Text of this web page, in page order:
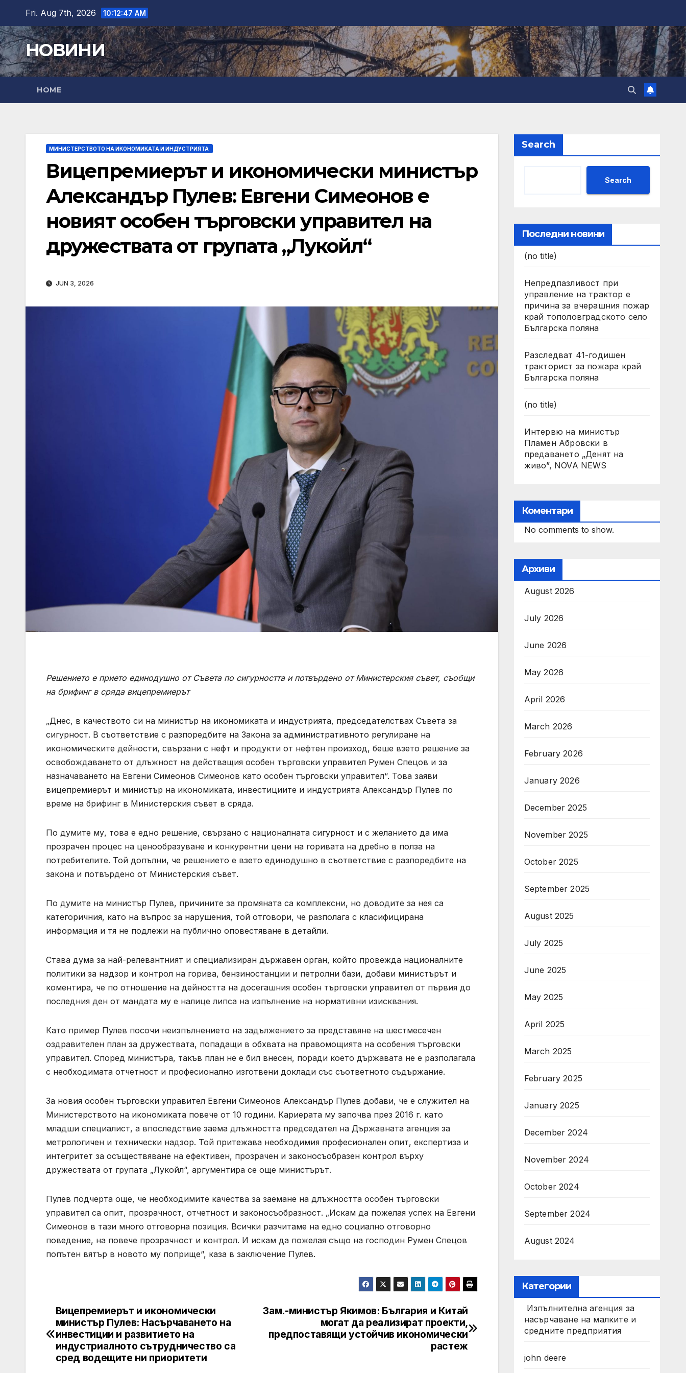
content
Fri. Aug 7th, 2026 10:12:48 AM
НОВИНИ
HOME
МИНИСТЕРСТВОТО НА ИКОНОМИКАТА И ИНДУСТРИЯТА
Вицепремиерът и икономически министър
Александър Пулев: Евгени Симеонов е
новият особен търговски управител на
дружествата от групата „Лукойл“
JUN 3, 2026
Решението е прието единодушно от Съвета по сигурността и потвърдено от Министерския съвет, съобщи
на брифинг в сряда вицепремиерът
„Днес, в качеството си на министър на икономиката и индустрията, председателствах Съвета за
сигурност. В съответствие с разпоредбите на Закона за административното регулиране на
икономическите дейности, свързани с нефт и продукти от нефтен произход, беше взето решение за
освобождаването от длъжност на действащия особен търговски управител Румен Спецов и за
назначаването на Евгени Симеонов Симеонов като особен търговски управител“. Това заяви
вицепремиерът и министър на икономиката, инвестициите и индустрията Александър Пулев по
време на брифинг в Министерския съвет в сряда.
По думите му, това е едно решение, свързано с националната сигурност и с желанието да има
прозрачен процес на ценообразуване и конкурентни цени на горивата на дребно в полза на
потребителите. Той допълни, че решението е взето единодушно в съответствие с разпоредбите на
закона и потвърдено от Министерския съвет.
По думите на министър Пулев, причините за промяната са комплексни, но доводите за нея са
категоричния, като на въпрос за нарушения, той отговори, че разполага с класифицирана
информация и тя не подлежи на публично оповестяване в детайли.
Става дума за най-релевантният и специализиран държавен орган, който провежда националните
политики за надзор и контрол на горива, бензиностанции и петролни бази, добави министърът и
коментира, че по отношение на дейността на досегашния особен търговски управител от първия до
последния ден от мандата му е налице липса на изпълнение на нормативни изисквания.
Като пример Пулев посочи неизпълнението на задължението за представяне на шестмесечен
оздравителен план за дружествата, попадащи в обхвата на правомощията на особения търговски
управител. Според министъра, такъв план не е бил внесен, поради което държавата не е разполагала
с необходимата отчетност и професионално изготвени доклади със съответното съдържание.
За новия особен търговски управител Евгени Симеонов Александър Пулев добави, че е служител на
Министерството на икономиката повече от 10 години. Кариерата му започва през 2016 г. като
младши специалист, а впоследствие заема длъжността председател на Държавната агенция за
метрологичен и технически надзор. Той притежава необходимия професионален опит, експертиза и
интегритет за осъществяване на ефективен, прозрачен и законосъобразен контрол върху
дружествата от групата „Лукойл“, аргументира се още министърът.
Пулев подчерта още, че необходимите качества за заемане на длъжността особен търговски
управител са опит, прозрачност, отчетност и законосъобразност. „Искам да пожелая успех на Евгени
Симеонов в тази много отговорна позиция. Всички разчитаме на едно социално отговорно
поведение, на повече прозрачност и контрол. И искам да пожелая също на господин Румен Спецов
попътен вятър в новото му поприще“, каза в заключение Пулев.
Post
navigation
Зам.-министър Якимов: България и Китай
могат да реализират проекти,
предпоставящи устойчив икономически
растеж
Вицепремиерът и икономически
министър Пулев: Насърчаването на
инвестиции и развитието на
индустриалното сътрудничество са
сред водещите ни приоритети
Search
Search
Последни новини
(no title)
Непредпазливост при
управление на трактор е
причина за вчерашния пожар
край тополовградското село
Българска поляна
Разследват 41-годишен
тракторист за пожара край
Българска поляна
(no title)
Интервю на министър
Пламен Абровски в
предаването „Денят на
живо”, NOVA NEWS
Коментари
No comments to show.
Архиви
August 2026
July 2026
June 2026
May 2026
April 2026
March 2026
February 2026
January 2026
December 2025
November 2025
October 2025
September 2025
August 2025
July 2025
June 2025
May 2025
April 2025
March 2025
February 2025
January 2025
December 2024
November 2024
October 2024
September 2024
August 2024
Категории
Изпълнителна агенция за
насърчаване на малките и
средните предприятия
john deere